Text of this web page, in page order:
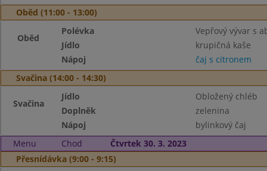
Oběd (11:00 - 13:00)
Oběd
Polévka
Vepřový vývar s
Jídlo
krupičná kaše
Nápoj
čaj s citronem
Svačina (14:00 - 14:30)
Svačina
Jídlo
Obložený chléb
Doplněk
zelenina
Nápoj
bylinkový čaj
Menu
Chod
Čtvrtek 30. 3. 2023
Přesnídávka (9:00 - 9:15)